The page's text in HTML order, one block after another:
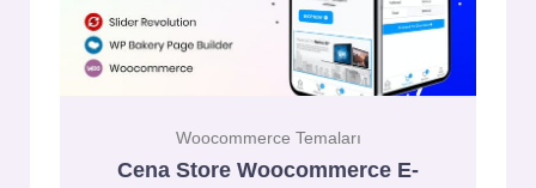
Woocommerce Temaları
Cena Store Woocommerce E-